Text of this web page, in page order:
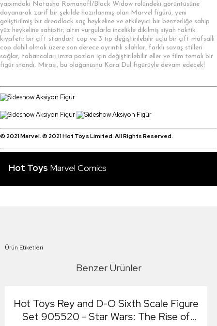
yapımdaki Natasha Romanoff/Black Widow rolündeki görüntüsüne
dayanarak zarif bir şekilde hazırlanmış olan Marvel figürü, yeni
geliştirilmiş bir dreadlock saç heykeline ve etkileyici bir benzerliğe sahip
yüz heykeline sahiptir; altın vurgularla incelikle dikilmiş siyah taktik
kıyafeti; bir çift standart cop ve 3 tip değiştirilebilir uçlu bir çift mafsallı
cop dahil olmak üzere son derece ayrıntılı silahlar, farklı savaş stilleri
sağlar; tabancalar; imza pozları için değiştirilebilir eller ve film temalı bir
figür standı. Mirası, bu olağanüstü Kara Dul figürüyle devam edecek!
© 2021 Marvel. © 2021 Hot Toys Limited. All Rights Reserved.
Hot Toys Marvel Comics
Ürün Etiketleri
Benzer Ürünler
Hot Toys Rey and D-O Sixth Scale Figure
Set 905520 - Star Wars: The Rise of